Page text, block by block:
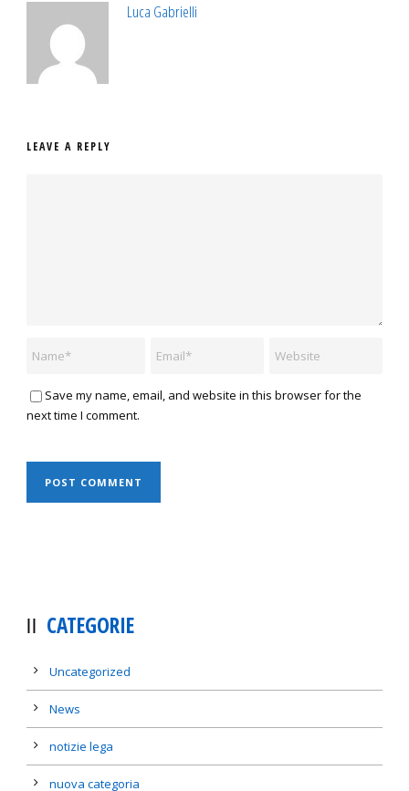
Luca Gabrielli
LEAVE A REPLY
Save my name, email, and website in this browser for the
next time I comment.
CATEGORIE
Uncategorized
News
notizie lega
nuova categoria